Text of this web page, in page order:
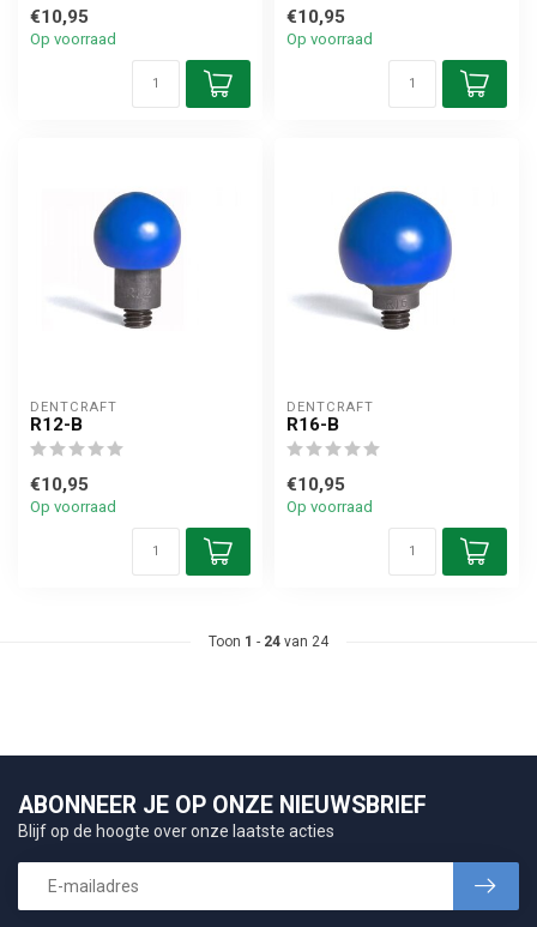
€10,95
Op voorraad
€10,95
Op voorraad
DENTCRAFT
R12-B
€10,95
Op voorraad
DENTCRAFT
R16-B
€10,95
Op voorraad
Toon 1 - 24 van 24
ABONNEER JE OP ONZE NIEUWSBRIEF
Blijf op de hoogte over onze laatste acties